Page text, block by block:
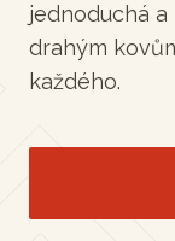
jednoduchá
drahým
každého.